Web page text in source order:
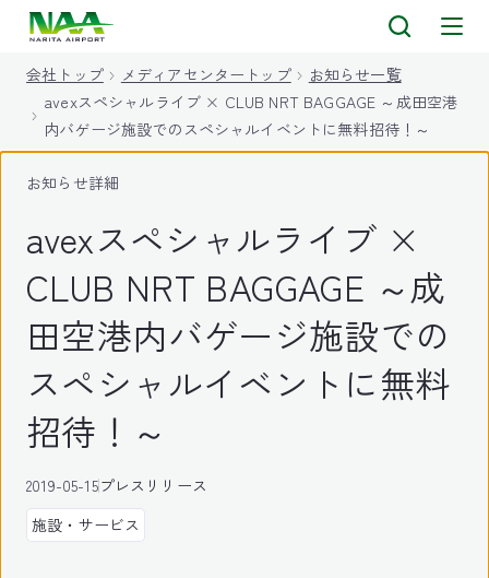
会社トップ メディアセンタートップ
お知らせ一覧
avexスペシャルライブ × CLUB NRT BAGGAGE ～成田空港
内バゲージ施設でのスペシャルイベントに無料招待！～
お知らせ詳細
avexスペシャルライブ ×
CLUB NRT BAGGAGE ～成
田空港内バゲージ施設での
スペシャルイベントに無料
招待！～
2019-05-15プレスリリース
施設・サービス